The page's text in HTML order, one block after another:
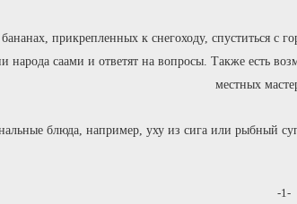
прикрепленных к снегоходу, спуститься с
народа саами и ответят на вопросы. Также есть
местных
блюда, например, уху из сига или рыбный
-1-